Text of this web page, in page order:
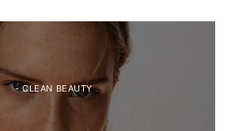
- CLEAN BEAUTY